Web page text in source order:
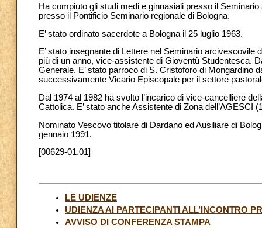
Ha compiuto gli studi medi e ginnasiali presso il
presso il Pontificio Seminario regionale di Bologna.
E’ stato ordinato sacerdote a Bologna il 25 luglio 1963.
E’ stato insegnante di Lettere nel Seminario
più di un anno, vice-assistente di Gioventù Studentesca.
Generale. E’ stato parroco di S. Cristoforo di Mongardino
successivamente Vicario Episcopale per il settore
Dal 1974 al 1982 ha svolto l’incarico di vice-cancelliere
Cattolica. E’ stato anche Assistente di Zona dell’AGESCI
Nominato Vescovo titolare di Dardano ed Ausiliare di
gennaio 1991.
[00629-01.01]
LE UDIENZE
UDIENZA AI PARTECIPANTI ALL’INCONTRO
AVVISO DI CONFERENZA STAMPA